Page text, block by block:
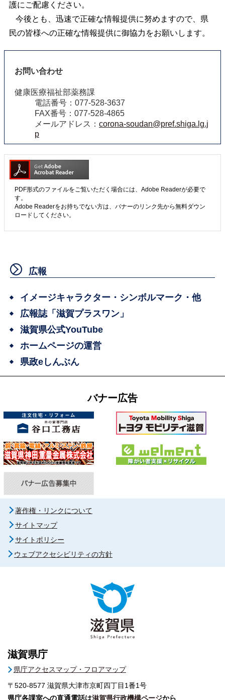
護にご配慮ください。
今後とも、迅速で正確な情報提供に努めますので、県
民の皆様への正確な情報提供に御協力をお願いします。
お問い合わせ
健康医療福祉部薬務課
電話番号：077-528-3637
FAX番号：077-528-4865
メールアドレス： corona-soudan@pref.shiga.lg.j
p
PDF形式のファイルをご覧いただく場合には、Adobe Readerが必要で
す。
Adobe Readerをお持ちでない方は、バナーのリンク先から無料ダウン
ロードしてください。
広報
イメージキャラクター・シンボルマーク・他
広報誌「滋賀プラスワン」
滋賀県公式YouTube
ホームページの運営
県政eしんぶん
バナー広告
著作権・リンクについて
サイトマップ
サイトポリシー
ウェブアクセシビリティの方針
滋賀県庁
県庁アクセスマップ・フロアマップ
〒520-8577 滋賀県大津市京町四丁目1番1号
県庁各課室への直通電話は滋賀県行政機構ページから